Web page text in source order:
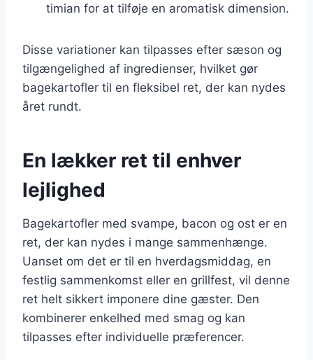
timian for at tilføje en aromatisk dimension.
Disse variationer kan tilpasses efter sæson og
tilgængelighed af ingredienser, hvilket gør
bagekartofler til en fleksibel ret, der kan nydes
året rundt.
En lækker ret til enhver
lejlighed
Bagekartofler med svampe, bacon og ost er en
ret, der kan nydes i mange sammenhænge.
Uanset om det er til en hverdagsmiddag, en
festlig sammenkomst eller en grillfest, vil denne
ret helt sikkert imponere dine gæster. Den
kombinerer enkelhed med smag og kan
tilpasses efter individuelle præferencer.